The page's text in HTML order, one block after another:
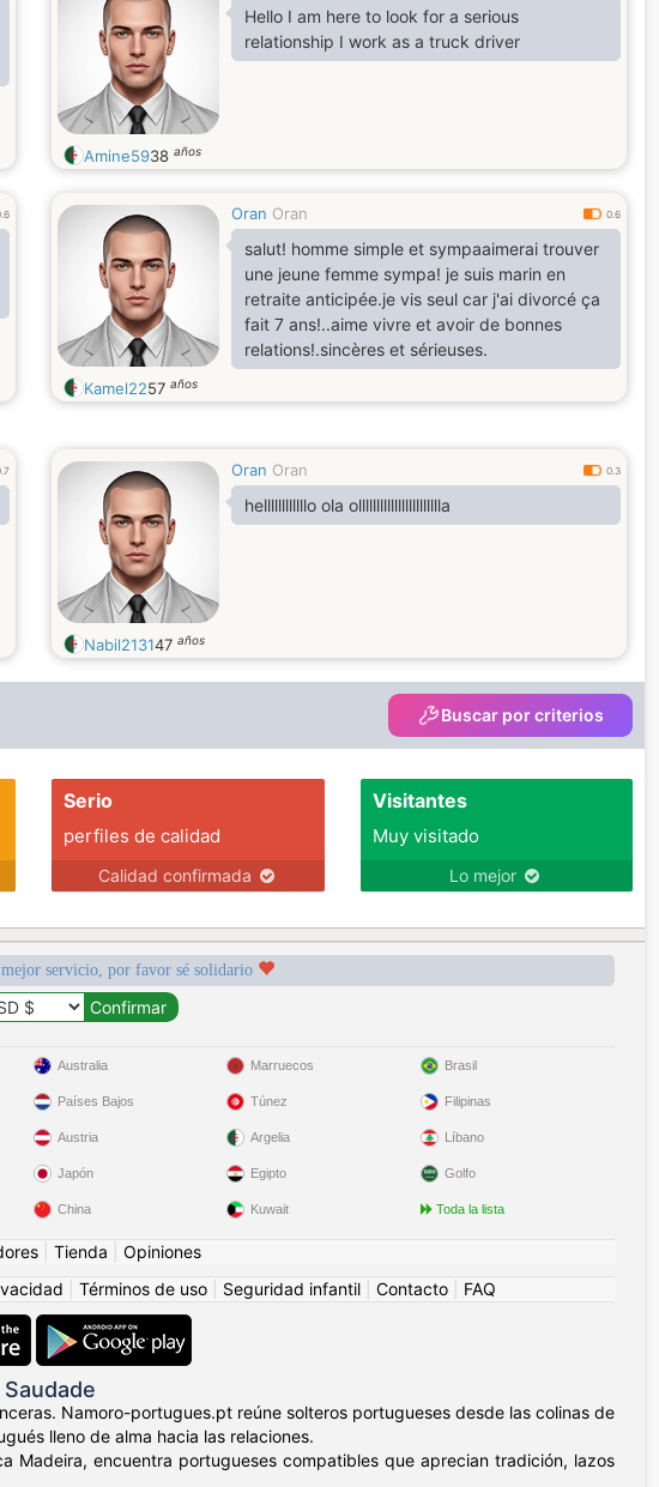
Hello I am here to look for a serious
relationship I work as a truck driver
Amine5938 años
Oran Oran 0.6
salut! homme simple et sympaaimerai trouver
une jeune femme sympa! je suis marin en
retraite anticipée.je vis seul car j'ai divorcé ça
fait 7 ans!..aime vivre et avoir de bonnes
relations!.sincères et sérieuses.
Kamel2257 años
Oran Oran 0.3
hellllllllllllo ola ollllllllllllllllllllllla
Nabil213147 años
Buscar por criterios
Serio
perfiles de calidad
Calidad confirmada
Visitantes
Muy visitado
Lo mejor
servicio, por favor sé solidario
Australia
Países Bajos
Austria
Japón
China
Marruecos
Túnez
Argelia
Egipto
Kuwait
Brasil
Filipinas
Líbano
Golfo
Toda la lista
Tienda
Opiniones
Términos de uso Seguridad infantil Contacto FAQ
Namoro-portugues.pt reúne solteros portugueses desde las colinas de
lleno de alma hacia las relaciones.
Madeira, encuentra portugueses compatibles que aprecian tradición, lazos